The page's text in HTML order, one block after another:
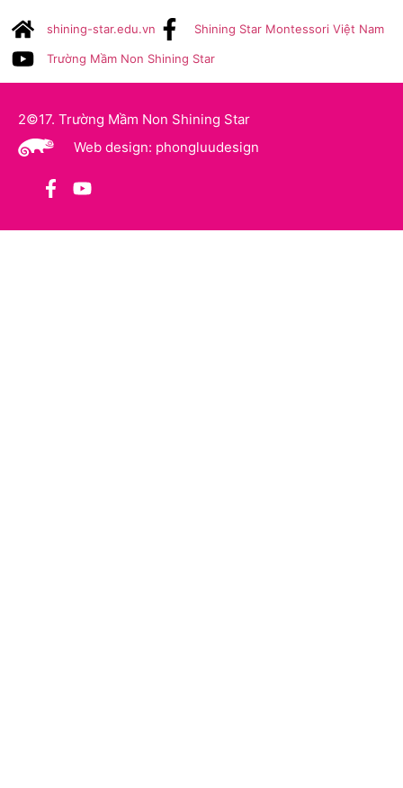
shining-star.edu.vn Shining Star Montessori Việt Nam
Trường Mầm Non Shining Star
2©17. Trường Mầm Non Shining Star
Web design: phongluudesign